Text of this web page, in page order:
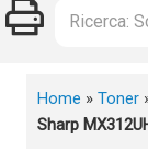
Home » Toner
Sharp